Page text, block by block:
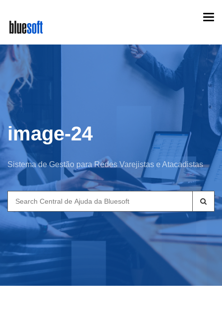
main
content
image-24
Sistema de Gestão para Redes Varejistas e Atacadistas
Search
for: